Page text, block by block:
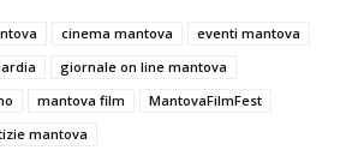
cinema mantova
eventi mantova
giornale on line mantova
mantova film
MantovaFilmFest
mantova